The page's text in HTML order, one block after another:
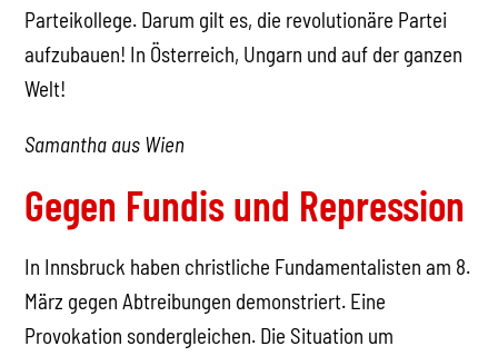
Parteikollege. Darum gilt es, die revolutionäre Partei
aufzubauen! In Österreich, Ungarn und auf der ganzen
Welt!
Samantha aus Wien
Gegen Fundis und Repression
In Innsbruck haben christliche Fundamentalisten am 8.
März gegen Abtreibungen demonstriert. Eine
Provokation sondergleichen. Die Situation um